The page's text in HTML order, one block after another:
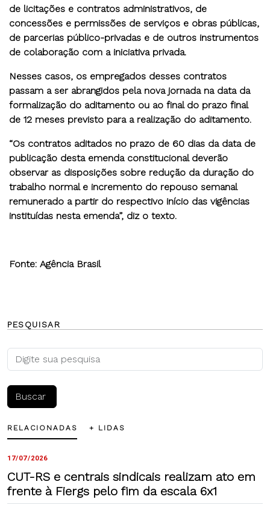
de licitações e contratos administrativos, de
concessões e permissões de serviços e obras públicas,
de parcerias público-privadas e de outros instrumentos
de colaboração com a iniciativa privada.
Nesses casos, os empregados desses contratos
passam a ser abrangidos pela nova jornada na data da
formalização do aditamento ou ao final do prazo final
de 12 meses previsto para a realização do aditamento.
“Os contratos aditados no prazo de 60 dias da data de
publicação desta emenda constitucional deverão
observar as disposições sobre redução da duração do
trabalho normal e incremento do repouso semanal
remunerado a partir do respectivo início das vigências
instituídas nesta emenda”, diz o texto.
Fonte: Agência Brasil
PESQUISAR
RELACIONADAS + LIDAS
17/07/2026
CUT-RS e centrais sindicais realizam ato em
frente à Fiergs pelo fim da escala 6x1